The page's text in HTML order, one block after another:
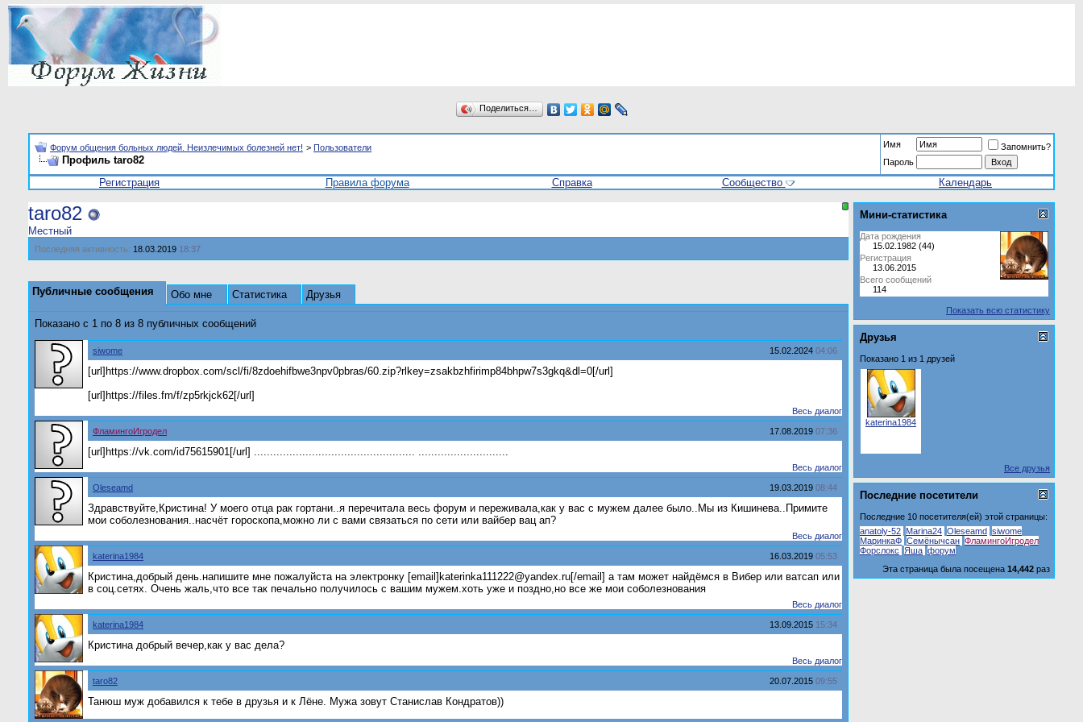
Поделиться…
Форум общения больных людей. Неизлечимых болезней нет! > Пользователи
Профиль taro82
Имя
Запомнить?
Пароль
Регистрация Правила форума Справка Сообщество Календарь
taro82
Местный
Последняя активность: 18.03.2019 18:37
Публичные сообщения Обо мне Статистика Друзья
Показано с 1 по 8 из 8 публичных сообщений
15.02.2024 04:06
siwome
[url]https://www.dropbox.com/scl/fi/8zdoehifbwe3npv0pbras/60.zip?rlkey=zsakbzhfirimp84bhpw7s3gkq&dl=0[/url]
[url]https://files.fm/f/zp5rkjck62[/url]
Весь диалог
17.08.2019 07:36
ФламингоИгродел
[url]https://vk.com/id75615901[/url] .................................................. ............................
Весь диалог
19.03.2019 08:44
Oleseamd
Здравствуйте,Кристина! У моего отца рак гортани..я перечитала весь форум и переживала,как у вас с мужем далее было..Мы из Кишинева..Примите
мои соболезнования..насчёт гороскопа,можно ли с вами связаться по сети или вайбер вац ап?
Весь диалог
16.03.2019 05:53
katerina1984
Кристина,добрый день.напишите мне пожалуйста на электронку [email]katerinka111222@yandex.ru[/email] а там может найдёмся в Вибер или ватсап или
в соц.сетях. Очень жаль,что все так печально получилось с вашим мужем.хоть уже и поздно,но все же мои соболезнования
Весь диалог
13.09.2015 15:34
katerina1984
Кристина добрый вечер,как у вас дела?
Весь диалог
20.07.2015 09:55
taro82
Танюш муж добавился к тебе в друзья и к Лёне. Мужа зовут Станислав Кондратов))
Мини-статистика
Дата рождения
15.02.1982 (44)
Регистрация
13.06.2015
Всего сообщений
114
Показать всю статистику
Друзья
Показано 1 из 1 друзей
katerina1984
Все друзья
Последние посетители
Последние 10 посетителя(ей) этой страницы:
anatoly-52 Marina24 Oleseamd siwome
МаринкаФ Семёнычсан ФламингоИгродел
Форслокс Яша форум
Эта страница была посещена 14,442 раз